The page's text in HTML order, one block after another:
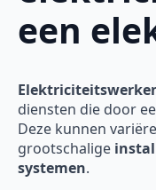
een
diensten die door
Deze kunnen
grootschalige
systemen.